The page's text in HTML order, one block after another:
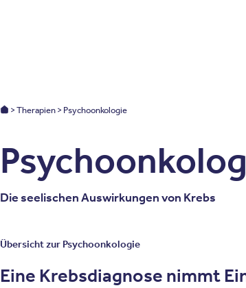
Oberberg Kliniken: Startseite
Therapien Psychoonkologie
Die seelischen Auswirkungen von Krebs
Übersicht zur Psychoonkologie
Eine Krebsdiagnose nimmt